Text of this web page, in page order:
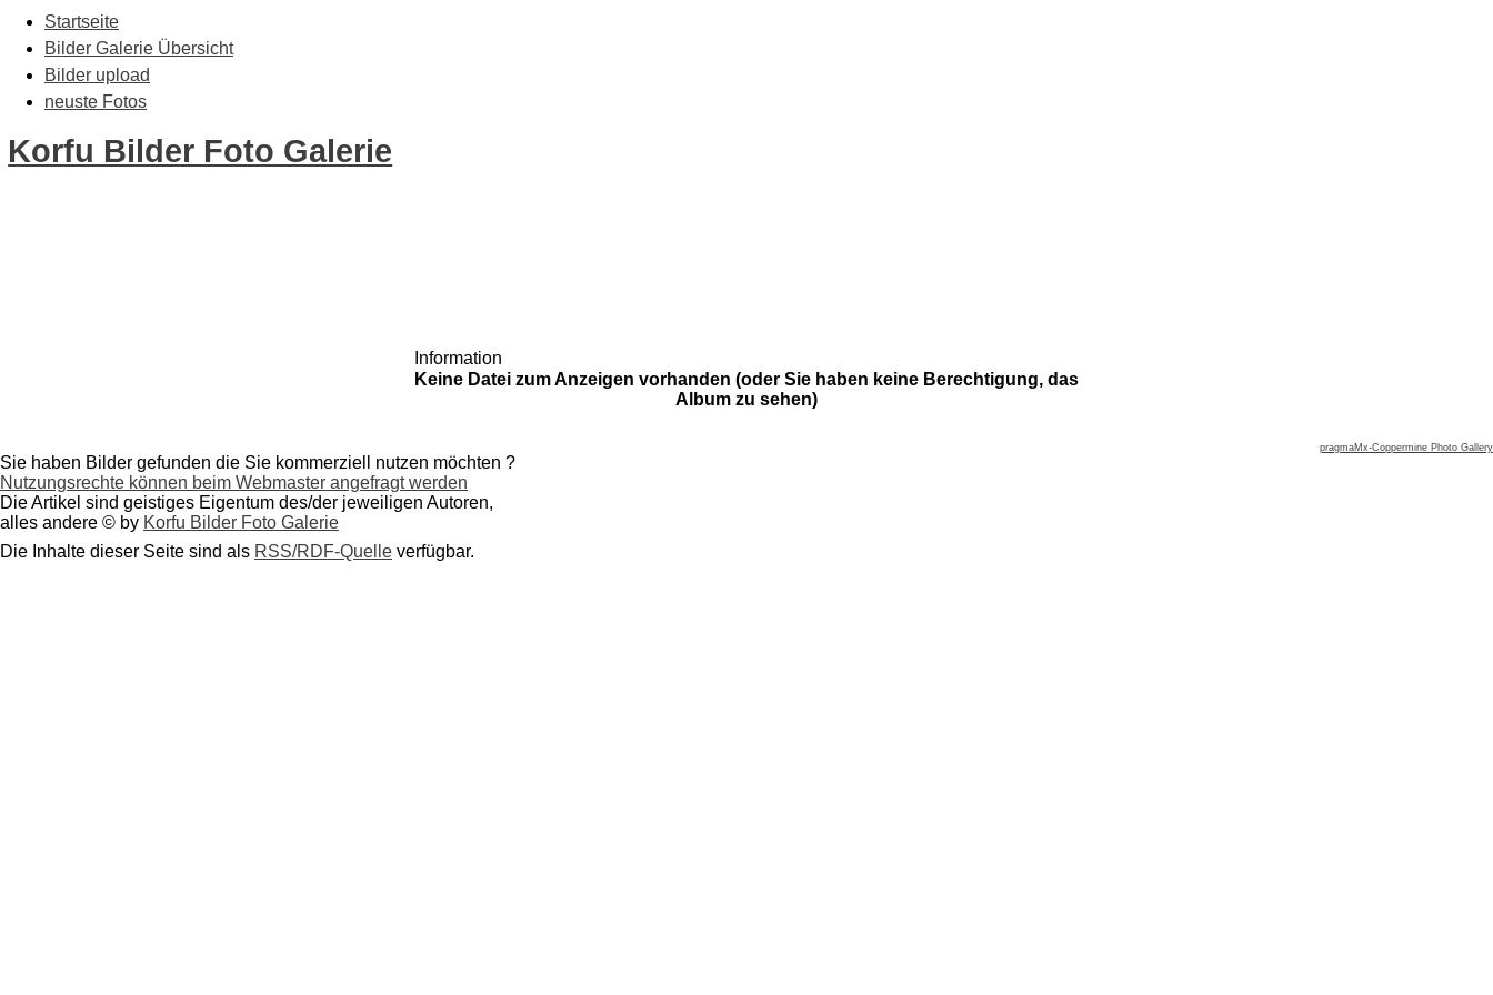
Startseite
Bilder Galerie Übersicht
Bilder upload
neuste Fotos
Korfu Bilder Foto Galerie
Information
Keine Datei zum Anzeigen vorhanden (oder Sie haben keine Berechtigung, das
Album zu sehen)
pragmaMx-Coppermine Photo Gallery
Sie haben Bilder gefunden die Sie kommerziell nutzen möchten ?
Nutzungsrechte können beim Webmaster angefragt werden
Die Artikel sind geistiges Eigentum des/der jeweiligen Autoren,
alles andere © by Korfu Bilder Foto Galerie
Die Inhalte dieser Seite sind als RSS/RDF-Quelle verfügbar.